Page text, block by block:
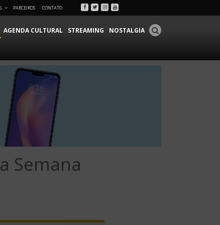
PARCEIROS CONTATO Facebook
Twitter
Instagram
Youtube
AGENDA CULTURAL STREAMING NOSTALGIA
Semana